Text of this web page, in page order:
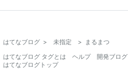
はてなブログ > 未指定 > まるまつ
はてなブログ タグとは
ヘルプ
開発ブログ
はてなブログトップ